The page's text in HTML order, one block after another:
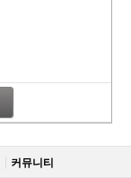
커뮤니티